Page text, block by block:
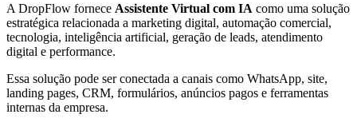
A DropFlow fornece Assistente Virtual com IA como uma solução
estratégica relacionada a marketing digital, automação comercial,
tecnologia, inteligência artificial, geração de leads, atendimento
digital e performance.
Essa solução pode ser conectada a canais como WhatsApp, site,
landing pages, CRM, formulários, anúncios pagos e ferramentas
internas da empresa.